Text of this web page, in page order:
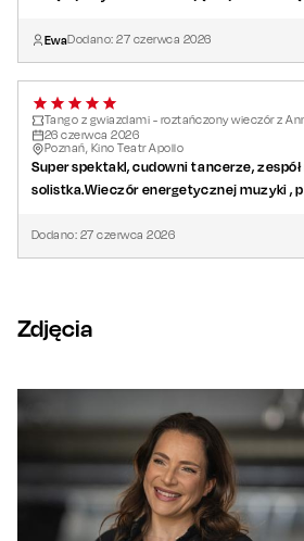
EwaDodano:27 czerwca 2026
Tango z gwiazdami - roztańczony wieczór z
26 czerwca 2026
Poznań, Kino Teatr Apollo
Super spektakl, cudowni tancerze,
solistka.Wieczór energetycznej muzyki ,
Dodano: 27 czerwca 2026
Zdjęcia